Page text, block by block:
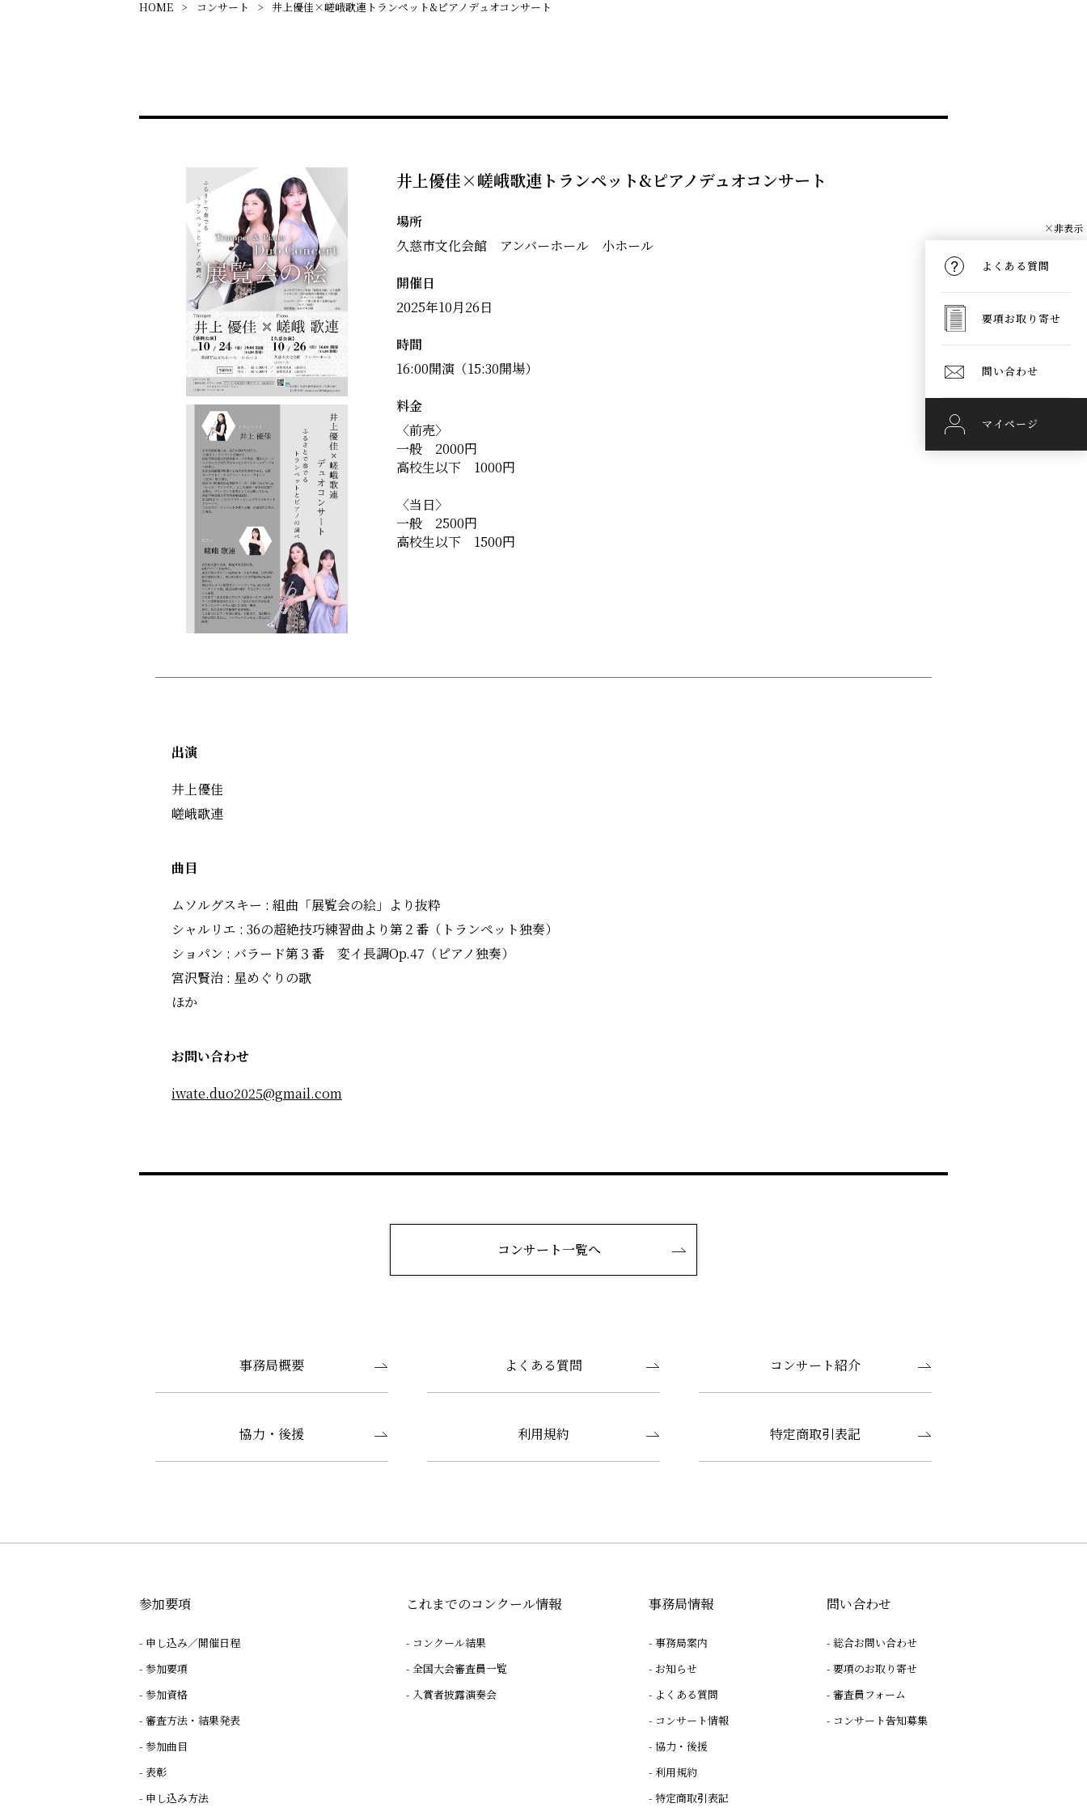
よくある質問
要項お取り寄せ
問い合わせ
マイページ
×非表示
HOME コンサート 井上優佳×嵯峨歌連トランペット&ピアノデュオコンサート
井上優佳×嵯峨歌連トランペット&ピアノデュオコンサート
場所
久慈市文化会館 アンバーホール 小ホール
開催日
2025年10月26日
時間
16:00開演（15:30開場）
料金
〈前売〉
一般 2000円
高校生以下 1000円
〈当日〉
一般 2500円
高校生以下 1500円
出演
井上優佳
嵯峨歌連
曲目
ムソルグスキー : 組曲「展覧会の絵」より抜粋
シャルリエ : 36の超絶技巧練習曲より第２番（トランペット独奏）
ショパン : バラード第３番 変イ長調Op.47（ピアノ独奏）
宮沢賢治 : 星めぐりの歌
ほか
お問い合わせ
iwate.duo2025@gmail.com
コンサート一覧へ
事務局概要 よくある質問 コンサート紹介
協力・後援 利用規約 特定商取引表記
参加要項
申し込み／開催日程
参加要項
参加資格
審査方法・結果発表
参加曲目
表彰
申し込み方法
これまでのコンクール情報
コンクール結果
全国大会審査員一覧
入賞者披露演奏会
事務局情報
事務局案内
お知らせ
よくある質問
コンサート情報
協力・後援
利用規約
特定商取引表記
問い合わせ
総合お問い合わせ
要項のお取り寄せ
審査員フォーム
コンサート告知募集